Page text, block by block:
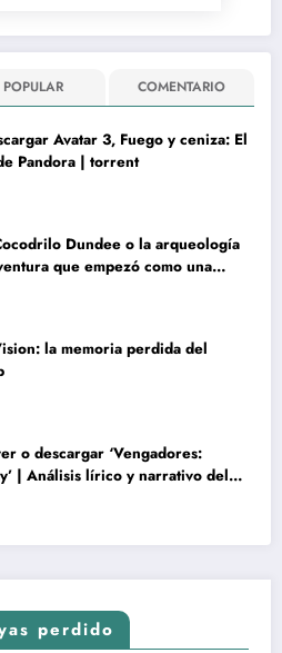
POPULAR COMENTARIO
Avatar 3, Fuego y ceniza: El
Pandora | torrent
Dundee o la arqueología
que empezó como una
la memoria perdida del
o descargar ‘Vengadores:
| Análisis lírico y narrativo del
perdido